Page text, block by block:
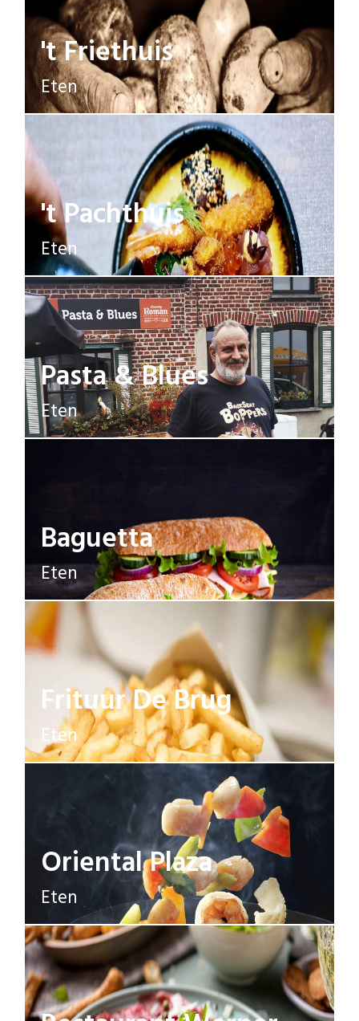
't Friethuis
Eten
't Pachthuis
Eten
Pasta & Blues
Eten
Baguetta
Eten
Frituur De Brug
Eten
Oriental Plaza
Eten